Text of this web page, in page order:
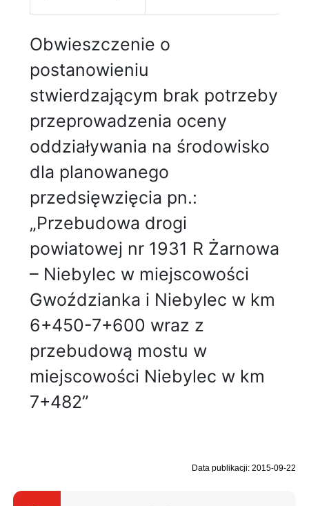
Obwieszczenie o
postanowieniu
stwierdzającym brak potrzeby
przeprowadzenia oceny
oddziaływania na środowisko
dla planowanego
przedsięwzięcia pn.:
„Przebudowa drogi
powiatowej nr 1931 R Żarnowa
– Niebylec w miejscowości
Gwoździanka i Niebylec w km
6+450-7+600 wraz z
przebudową mostu w
miejscowości Niebylec w km
7+482”
Data publikacji: 2015-09-22